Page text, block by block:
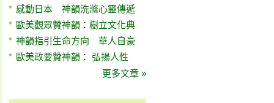
感動日本 神韻洗滌心靈傳遞
歐美觀眾贊神韻：樹立文化典
神韻指引生命方向 華人自豪
歐美政要贊神韻： 弘揚人性
更多文章 »